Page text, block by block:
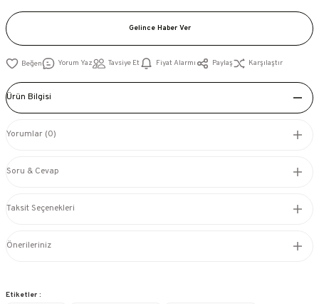
Gelince Haber Ver
Yorum Yaz Tavsiye Et Fiyat Alarmı Paylaş Karşılaştır
Ürün Bilgisi
Yorumlar (0)
Soru & Cevap
Taksit Seçenekleri
Önerileriniz
Etiketler :